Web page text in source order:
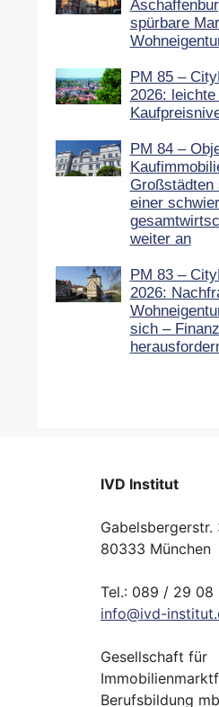
spürbare
PM 85 –
2026:
PM 84 –
Großstädten
einer
weiter an
PM 83 –
2026:
sich –
IVD Institut
Gabelsbergerstr.
80333 München
Tel.: 089 / 29 08
info@ivd-institut.
Gesellschaft für
Berufsbildung